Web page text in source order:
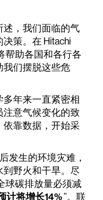
，我们面临的气
策。在 Hitachi
帮助各国和各行各
我们摆脱这些危
年来一直紧密相
意气候变化的致
靠数据，开始采
发生的环境灾难，
野火和干旱。尽
球碳排放量必须减
计将增长14%”。联